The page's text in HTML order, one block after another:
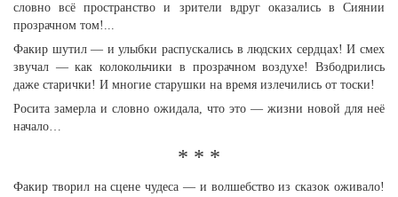
словно всё пространство и зрители вдруг оказались в Сиянии
прозрачном том!...
Факир шутил — и улыбки распускались в людских сердцах! И смех
звучал — как колокольчики в прозрачном воздухе! Взбодрились
даже старички! И многие старушки на время излечились от тоски!
Росита замерла и словно ожидала, что это — жизни новой для неё
начало…
* * *
Факир творил на сцене чудеса — и волшебство из сказок оживало!